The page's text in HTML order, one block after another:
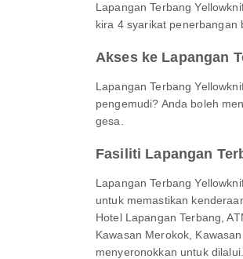
Lapangan Terbang
kira 4 syarikat penerbangan
Akses ke Lapangan
Lapangan Terbang
pengemudi? Anda boleh
gesa.
Fasiliti Lapangan
Lapangan Terbang
untuk memastikan
Hotel Lapangan Terbang,
Kawasan Merokok,
menyeronokkan untuk